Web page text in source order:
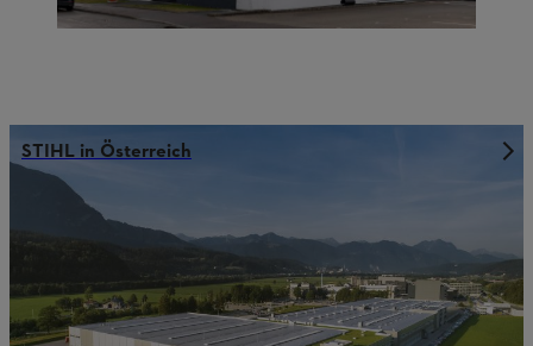
STIHL in Österreich